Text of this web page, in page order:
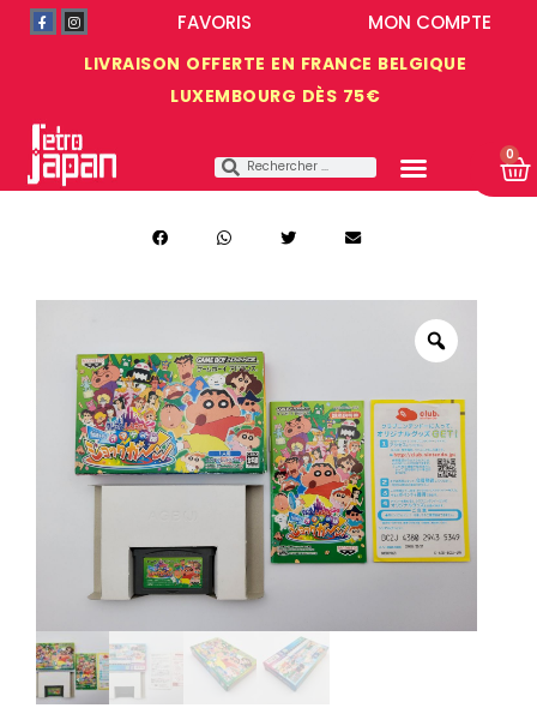
LIVRAISON OFFERTE EN FRANCE BELGIQUE
LUXEMBOURG DÈS 75€
MON COMPTE
FAVORIS
0